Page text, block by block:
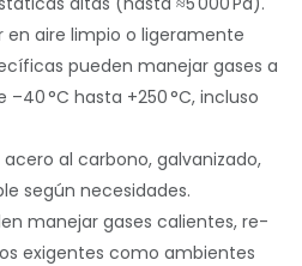
en aire limpio o ligeramente
pueden manejar gases a
°C hasta +250 °C, incluso
al carbono, galvanizado,
según necesidades.
manejar gases calientes, re-
exigentes como ambientes